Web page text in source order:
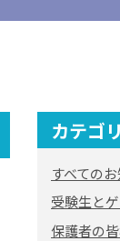
カテゴ
すべての
受験生と
保護者の